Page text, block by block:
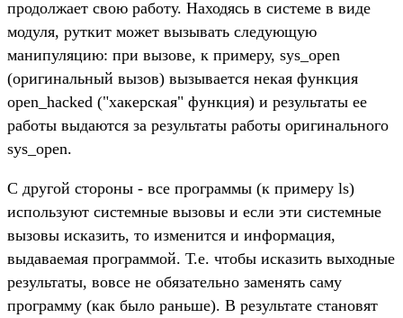
продолжает свою работу. Находясь в системе в виде
модуля, руткит может вызывать следующую
манипуляцию: при вызове, к примеру, sys_open
(оригинальный вызов) вызывается некая функция
open_hacked ("хакерская" функция) и результаты ее
работы выдаются за результаты работы оригинального
sys_open.
С другой стороны - все программы (к примеру ls)
используют системные вызовы и если эти системные
вызовы исказить, то изменится и информация,
выдаваемая программой. Т.е. чтобы исказить выходные
результаты, вовсе не обязательно заменять саму
программу (как было раньше). В результате становят